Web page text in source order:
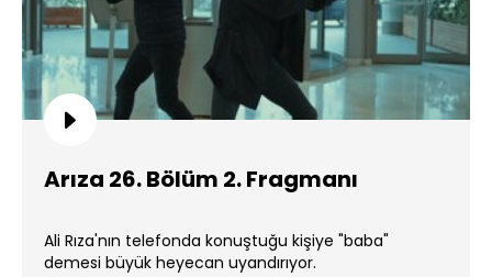
Arıza 26. Bölüm 2. Fragmanı
Ali Rıza'nın telefonda konuştuğu kişiye "baba"
demesi büyük heyecan uyandırıyor.